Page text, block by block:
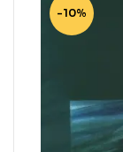
-10%